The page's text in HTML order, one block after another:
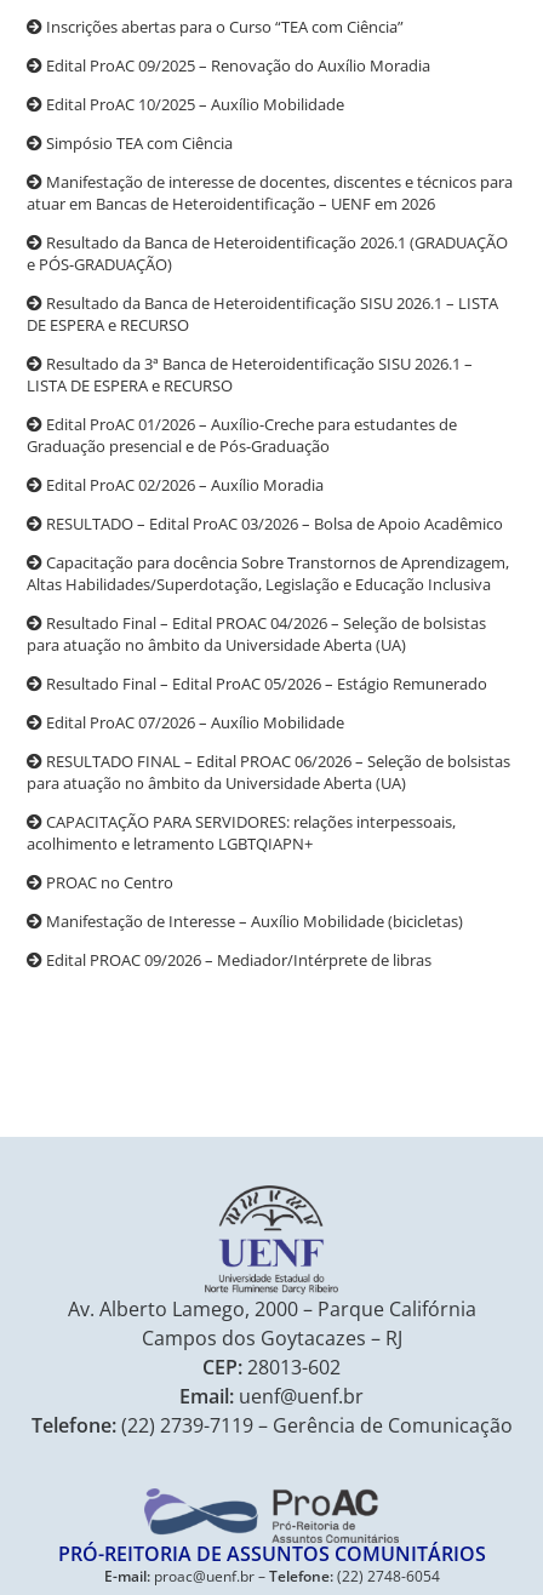
Inscrições abertas para o Curso “TEA com Ciência”
Edital ProAC 09/2025 – Renovação do Auxílio Moradia
Edital ProAC 10/2025 – Auxílio Mobilidade
Simpósio TEA com Ciência
Manifestação de interesse de docentes, discentes e técnicos para
atuar em Bancas de Heteroidentificação – UENF em 2026
Resultado da Banca de Heteroidentificação 2026.1 (GRADUAÇÃO
e PÓS-GRADUAÇÃO)
Resultado da Banca de Heteroidentificação SISU 2026.1 – LISTA
DE ESPERA e RECURSO
Resultado da 3ª Banca de Heteroidentificação SISU 2026.1 –
LISTA DE ESPERA e RECURSO
Edital ProAC 01/2026 – Auxílio-Creche para estudantes de
Graduação presencial e de Pós-Graduação
Edital ProAC 02/2026 – Auxílio Moradia
RESULTADO – Edital ProAC 03/2026 – Bolsa de Apoio Acadêmico
Capacitação para docência Sobre Transtornos de Aprendizagem,
Altas Habilidades/Superdotação, Legislação e Educação Inclusiva
Resultado Final – Edital PROAC 04/2026 – Seleção de bolsistas
para atuação no âmbito da Universidade Aberta (UA)
Resultado Final – Edital ProAC 05/2026 – Estágio Remunerado
Edital ProAC 07/2026 – Auxílio Mobilidade
RESULTADO FINAL – Edital PROAC 06/2026 – Seleção de bolsistas
para atuação no âmbito da Universidade Aberta (UA)
CAPACITAÇÃO PARA SERVIDORES: relações interpessoais,
acolhimento e letramento LGBTQIAPN+
PROAC no Centro
Manifestação de Interesse – Auxílio Mobilidade (bicicletas)
Edital PROAC 09/2026 – Mediador/Intérprete de libras
Av. Alberto Lamego, 2000 – Parque Califórnia
Campos dos Goytacazes – RJ
CEP:28013-602
Email: uenf@uenf.br
Telefone:(22) 2739-7119 – Gerência de Comunicação
PRÓ-REITORIA DE ASSUNTOS COMUNITÁRIOS
E-mail:proac@uenf.br –Telefone:(22) 2748-6054